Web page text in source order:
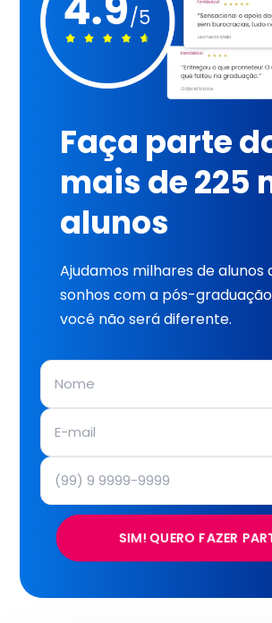
Faça parte
mais de 225
alunos
Ajudamos milhares de alunos
sonhos com a pós-
você não será diferente.
SIM! QUERO FAZER